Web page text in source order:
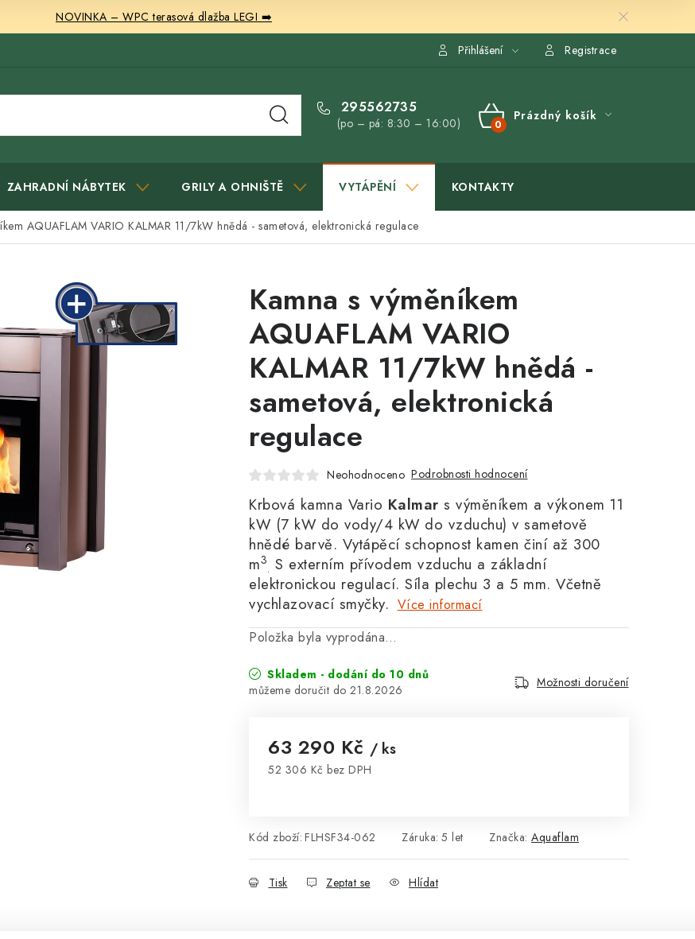
NOVINKA – WPC terasová dlažba LEGI ➡️
Přihlášení Registrace
295562735
(po – pá: 8:30 – 16:00)
NÁKUPNÍ
Prázdný košík
ZAHRADNÍ NÁBYTEK GRILY A OHNIŠTĚ VYTÁPĚNÍ KONTAKTY
AQUAFLAM VARIO KALMAR 11/7kW hnědá - sametová, elektronická regulace
Kamna s výměníkem
AQUAFLAM VARIO
KALMAR 11/7kW hnědá -
sametová, elektronická
regulace
Neohodnoceno Podrobnosti hodnocení
Krbová kamna Vario Kalmar s výměníkem a výkonem 11
kW (7 kW do vody/4 kW do vzduchu) v sametově
hnědé barvě. Vytápěcí schopnost kamen činí až 300
m3
. S externím přívodem vzduchu a základní
elektronickou regulací. Síla plechu 3 a 5 mm. Včetně
vychlazovací smyčky. Více informací
Položka byla vyprodána…
Skladem - dodání do 10 dnů
21.8.2026
Možnosti doručení
63 290 Kč / ks
52 306 Kč bez DPH
Kód zboží: FLHSF34-062 Záruka: 5 let Značka: Aquaflam
Tisk Zeptat se Hlídat